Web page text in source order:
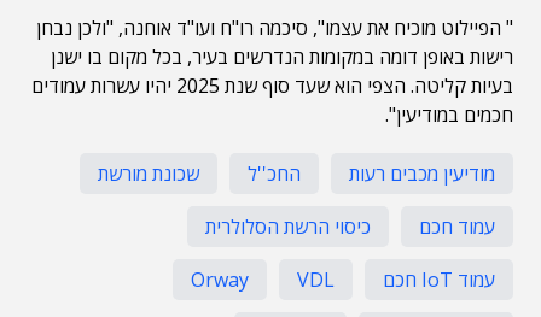
" הפיילוט מוכיח את עצמו", סיכמה רו"ח ועו"ד אוחנה, "ולכן נבחן
רישות באופן דומה במקומות הנדרשים בעיר, בכל מקום בו ישנן
בעיות קליטה. הצפי הוא שעד סוף שנת 2025 יהיו עשרות עמודים
חכמים במודיעין".
מודיעין מכבים רעות החכ''ל
שכונת מורשת
עמוד חכם
כיסוי הרשת הסלולרית
עמוד IoT חכם
VDL
Orway